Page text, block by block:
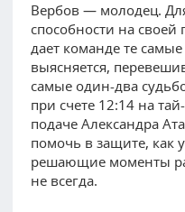
Вербов — молодец.
способности на
дает команде те
выясняется,
самые один-два
при счете 12:14 на
подаче Александра
помочь в защите, как
решающие моменты
не всегда.